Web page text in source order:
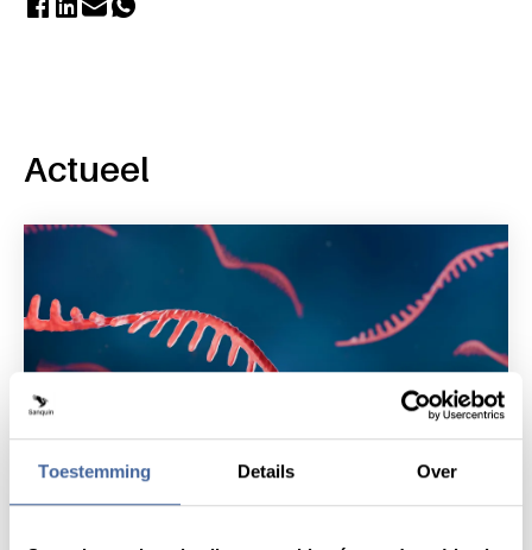
Toestemming Details Over
Actueel